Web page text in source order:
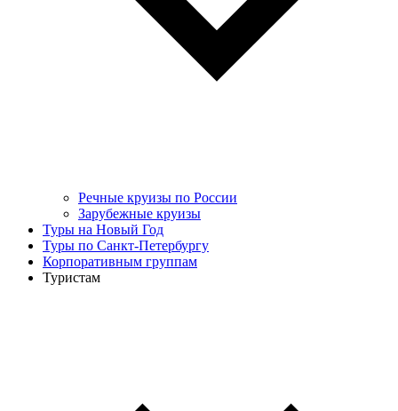
Речные круизы по России
Зарубежные круизы
Туры на Новый Год
Туры по Санкт-Петербургу
Корпоративным группам
Туристам